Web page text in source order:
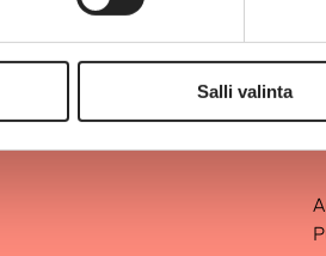
Salli valinta